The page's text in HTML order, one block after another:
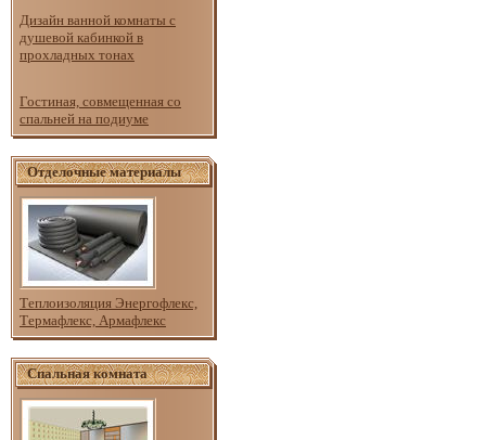
Дизайн ванной комнаты с
душевой кабинкой в
прохладных тонах
Гостиная, совмещенная со
спальней на подиуме
Отделочные материалы
Теплоизоляция Энергофлекс,
Термафлекс, Армафлекс
Спальная комната